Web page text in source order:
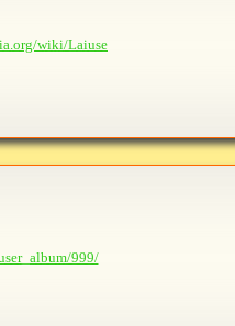
wiki/Laiuse
999/